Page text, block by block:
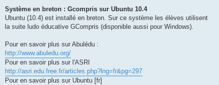
Système en breton : Gcompris sur Ubuntu 10.4
Ubuntu (10.4) est installé en breton. Sur ce système les élèves utilisent
la suite ludo éducative GCompris (disponible aussi pour Windows).
Pour en savoir plus sur Abulédu :
http://www.abuledu.org/
Pour en savoir plus sur l'ASRI
http://asri.edu.free.fr/articles.php?lng=fr&pg=297
Pour en savoir plus sur Ubuntu [fr]